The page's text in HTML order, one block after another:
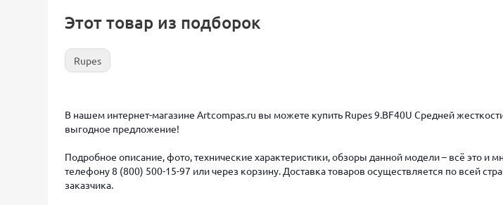
Этот товар из подборок
Rupes
В нашем интернет-магазине Artcompas.ru вы можете купить Rupes 9.BF40U Средней
выгодное предложение!
Подробное описание, фото, технические характеристики, обзоры данной модели – всё это
телефону 8 (800) 500-15-97 или через корзину. Доставка товаров осуществляется по всей
заказчика.